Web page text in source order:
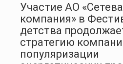
Участие АО
компания» в
детства
стратегию
популяризации